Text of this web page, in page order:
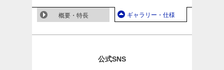
概要・特長 ギャラリー・仕様
公式SNS